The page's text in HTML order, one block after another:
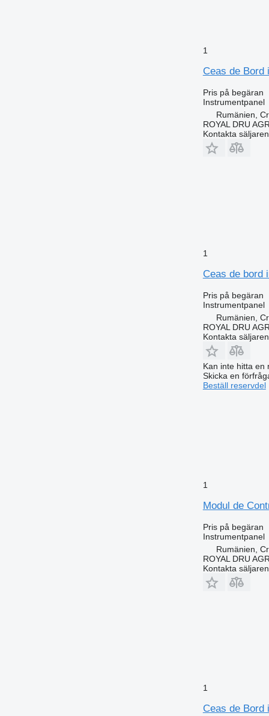
1
Ceas de Bord
Pris på begäran
Instrumentpanel
Rumänien,
ROYAL DRU
Kontakta säljaren
1
Ceas de bord
Pris på begäran
Instrumentpanel
Rumänien,
ROYAL DRU
Kontakta säljaren
Kan inte hitta en
Skicka en
Beställ reservdel
1
Modul de
Pris på begäran
Instrumentpanel
Rumänien,
ROYAL DRU
Kontakta säljaren
1
Ceas de Bord